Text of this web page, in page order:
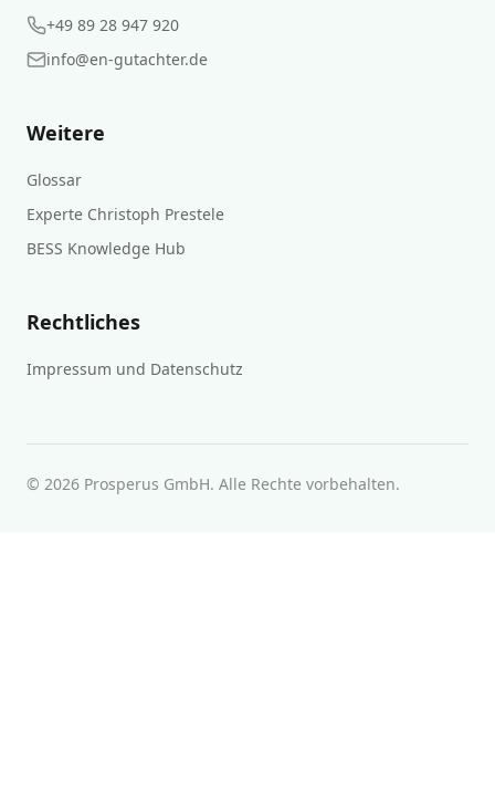
+49 89 28 947 920
info@en-gutachter.de
Weitere
Glossar
Experte Christoph Prestele
BESS Knowledge Hub
Rechtliches
Impressum und Datenschutz
© 2026 Prosperus GmbH. Alle Rechte vorbehalten.